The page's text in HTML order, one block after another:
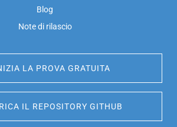
Blog
Note di rilascio
LA PROVA GRATUITA
IL REPOSITORY GITHUB